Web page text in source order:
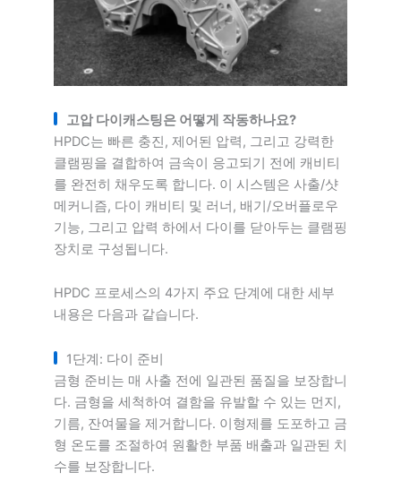
고압 다이캐스팅은 어떻게 작동하나요?
HPDC는 빠른 충진, 제어된 압력, 그리고 강력한
클램핑을 결합하여 금속이 응고되기 전에 캐비티
를 완전히 채우도록 합니다. 이 시스템은 사출/샷
메커니즘, 다이 캐비티 및 러너, 배기/오버플로우
기능, 그리고 압력 하에서 다이를 닫아두는 클램핑
장치로 구성됩니다.
HPDC 프로세스의 4가지 주요 단계에 대한 세부
내용은 다음과 같습니다.
1단계: 다이 준비
금형 준비는 매 사출 전에 일관된 품질을 보장합니
다. 금형을 세척하여 결함을 유발할 수 있는 먼지,
기름, 잔여물을 제거합니다. 이형제를 도포하고 금
형 온도를 조절하여 원활한 부품 배출과 일관된 치
수를 보장합니다.